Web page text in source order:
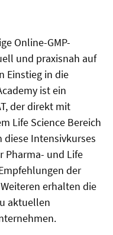
Online-GMP-
und praxisnah auf
Einstieg in die
ist ein
der direkt mit
Life Science Bereich
Intensivkurses
Pharma- und Life
der
erhalten die
aktuellen